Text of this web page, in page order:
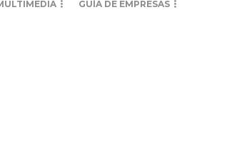
GUÍA DE EMPRESAS